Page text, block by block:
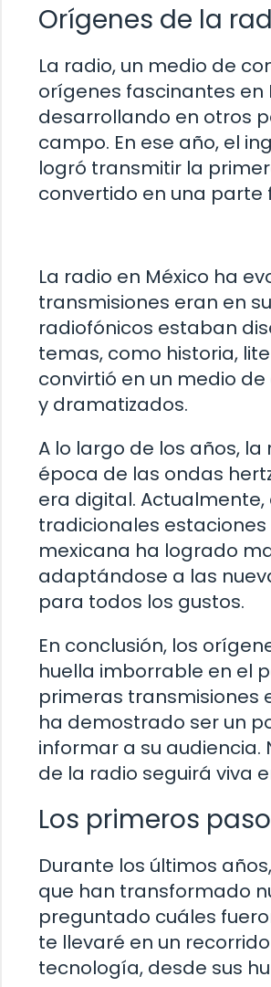
Orígenes de la
La radio, un medio de
orígenes fascinantes en
desarrollando en otros
campo. En ese año, el
logró transmitir la
convertido en una
La radio en México ha
transmisiones eran en
radiofónicos estaban
temas, como historia,
convirtió en un medio
y dramatizados.
A lo largo de los años,
época de las ondas
era digital.
tradicionales estaciones
mexicana ha logrado
adaptándose a las
para todos los gustos.
En conclusión, los
huella imborrable en el
primeras transmisiones
ha demostrado ser un
informar a su
de la radio seguirá viva
Los primeros
Durante los últimos
que han transformado
preguntado cuáles
te llevaré en un
tecnología, desde sus